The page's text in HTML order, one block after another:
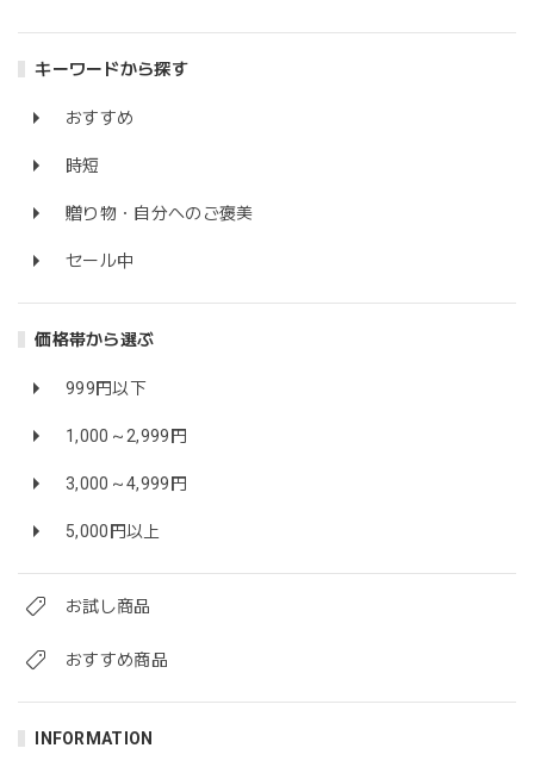
キーワードから探す
おすすめ
時短
贈り物・自分へのご褒美
セール中
価格帯から選ぶ
999円以下
1,000～2,999円
3,000～4,999円
5,000円以上
お試し商品
おすすめ商品
INFORMATION